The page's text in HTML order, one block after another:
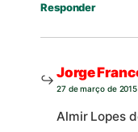
Responder
Jorge
27 de março de
Almir Lopes